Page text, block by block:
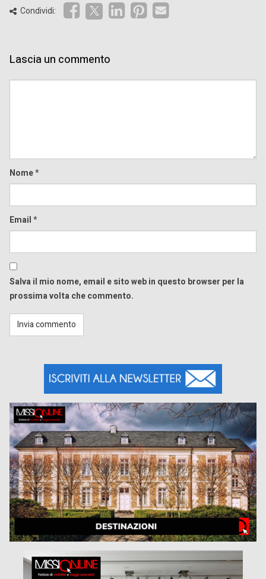
Condividi:
Lascia un commento
Nome*
Email*
Salva il mio nome, email e sito web in questo browser per la
prossima volta che commento.